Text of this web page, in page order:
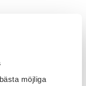
möjliga
och burkar för
dig två egna